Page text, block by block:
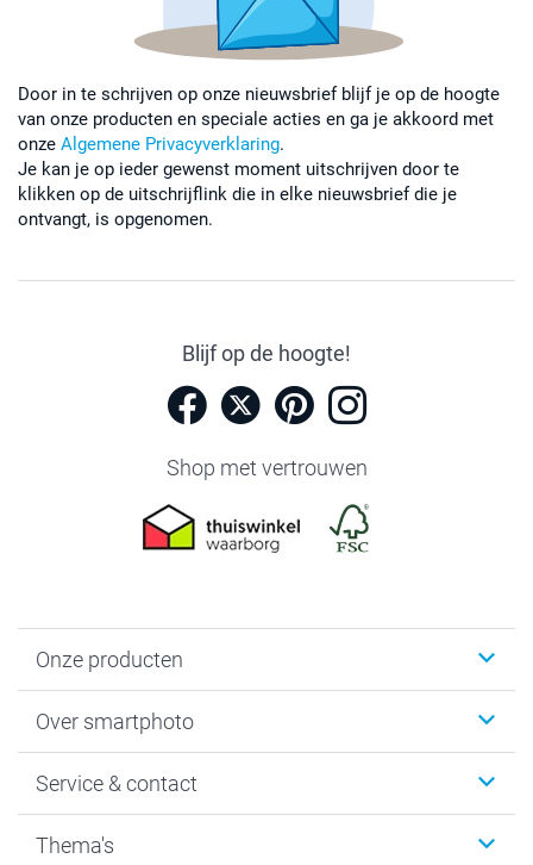
Door in te schrijven op onze nieuwsbrief blijf je op de hoogte
van onze producten en speciale acties en ga je akkoord met
onze Algemene Privacyverklaring.
Je kan je op ieder gewenst moment uitschrijven door te
klikken op de uitschrijflink die in elke nieuwsbrief die je
ontvangt, is opgenomen.
Blijf op de hoogte!
Shop met vertrouwen
Onze producten
Fotoboeken
Fotocadeaus
Kaarten
Over smartphoto
Vacatures
Bestelproces
Service & contact
Tevredenheidsgarantie
Thema's